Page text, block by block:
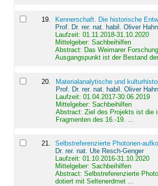
19.
Kennerschaft. Die historische
Prof. Dr. rer. nat. habil. Oliver Hahn
Laufzeit: 01.11.2018-31.10.2020
Mittelgeber: Sachbeihilfen
Abstract: Das Weimarer
Ausgangspunkt ist der Bestand
20
Materialanalytische und
Prof. Dr. rer. nat. habil. Oliver Hahn
Laufzeit: 01.04.2017-30.06.2019
Mittelgeber: Sachbeihilfen
Abstract: Ziel des Projekts ist die
Fragmenten des 16.-19. ...
21.
Selbstreferenzierte Photonen-
Dr. rer. nat. Ute Resch-Genger
Laufzeit: 01.10.2016-31.10.2020
Mittelgeber: Sachbeihilfen
Abstract:Selbstreferenzierte
dotiert mit Seltenerdmet ...